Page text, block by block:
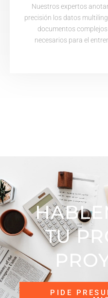
Nuestros expertos
precisión los datos
documentos
necesarios para el
TU
PIDE